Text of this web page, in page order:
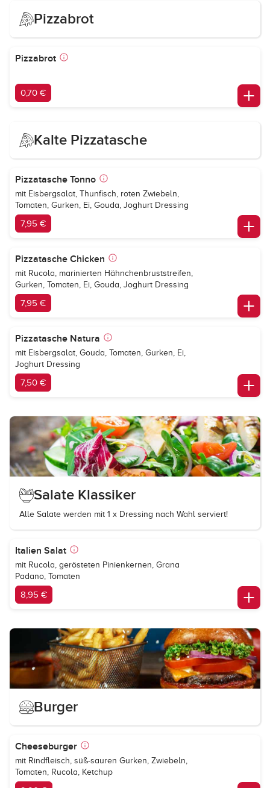
Pizzabrot
Pizzabrot
0,70 €
Kalte Pizzatasche
Pizzatasche Tonno
mit Eisbergsalat, Thunfisch, roten Zwiebeln,
Tomaten, Gurken, Ei, Gouda, Joghurt Dressing
7,95 €
Pizzatasche Chicken
mit Rucola, marinierten Hähnchenbruststreifen,
Gurken, Tomaten, Ei, Gouda, Joghurt Dressing
7,95 €
Pizzatasche Natura
mit Eisbergsalat, Gouda, Tomaten, Gurken, Ei,
Joghurt Dressing
7,50 €
Salate Klassiker
Alle Salate werden mit 1 x Dressing nach Wahl serviert!
Italien Salat
mit Rucola, gerösteten Pinienkernen, Grana
Padano, Tomaten
8,95 €
Burger
Cheeseburger
mit Rindfleisch, süß-sauren Gurken, Zwiebeln,
Tomaten, Rucola, Ketchup